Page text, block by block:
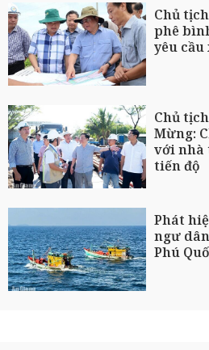
Chủ
phê
yêu
Chủ
Mừng:
với nhà
tiến độ
Phát
ngư
Phú